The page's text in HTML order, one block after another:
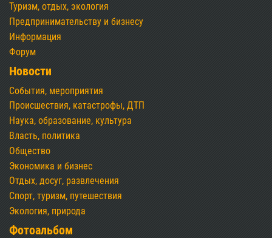
Туризм, отдых, экология
Предпринимательству и бизнесу
Информация
Форум
Новости
События, мероприятия
Происшествия, катастрофы, ДТП
Наука, образование, культура
Власть, политика
Общество
Экономика и бизнес
Отдых, досуг, развлечения
Спорт, туризм, путешествия
Экология, природа
Фотоальбом